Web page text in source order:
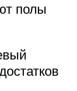
полы